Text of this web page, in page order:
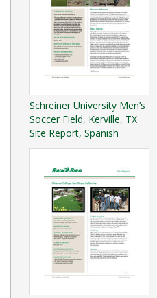
Schreiner University Men’s
Soccer Field, Kerville, TX
Site Report, Spanish